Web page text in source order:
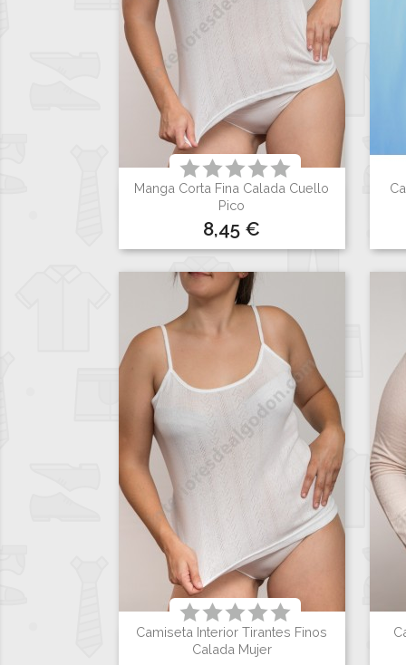
Manga Corta Fina Calada Cuello
Pico
Precio
8,45 €
Vista rápida
Blanco
Camiseta Interior Tirantes Finos
Calada Mujer
Vista rápida